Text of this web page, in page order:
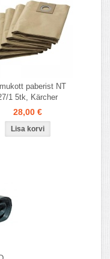
paberist NT
1 5tk, Kärcher
28,00 €